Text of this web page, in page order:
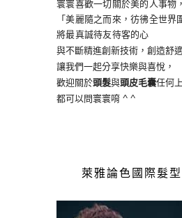
寰寰喜歡一切關於美的人事物
「美麗隨之而來，彷彿全世界
將最真誠待友待客的心
與不斷精進創新技術，創造舒
讓我們一起分享快樂與喜悅，
歡迎關於頭髮與頭皮毛囊任何
都可以問寰寰唷 ^ ^
萊雅論色國際髮